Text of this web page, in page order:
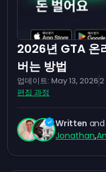
2026년 GTA 온
버는 방법
업데이트: May 13, 20262
편집 과정
Written and
Jonathan,